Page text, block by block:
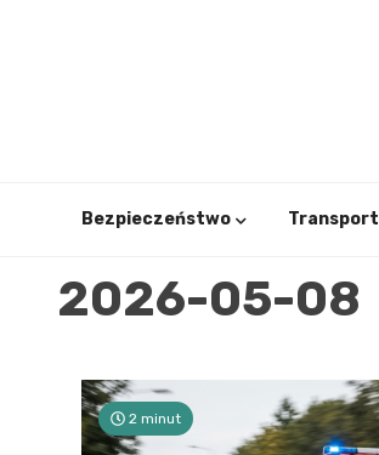
Bezpieczeństwo Transport
2026-05-08
2 minut